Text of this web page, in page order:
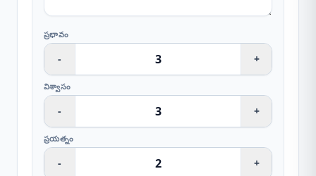
ప్రభావం
- +
విశ్వాసం
- +
ప్రయత్నం
- +